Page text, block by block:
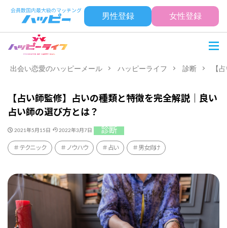
男性登録 女性登録
出会い恋愛のハッピーメール ハッピーライフ 診断 【
【占い師監修】占いの種類と特徴を完全解説｜良い
占い師の選び方とは？
2021年5月15日 2022年3月7日 診断
テクニック ノウハウ 占い 男女向け